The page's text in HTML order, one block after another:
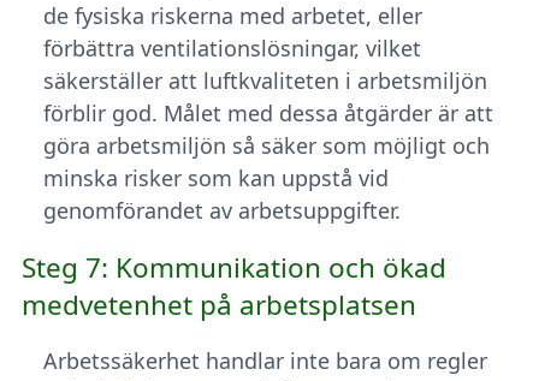
de fysiska riskerna med arbetet, eller
förbättra ventilationslösningar, vilket
säkerställer att luftkvaliteten i arbetsmiljön
förblir god. Målet med dessa åtgärder är att
göra arbetsmiljön så säker som möjligt och
minska risker som kan uppstå vid
genomförandet av arbetsuppgifter.
Steg 7: Kommunikation och ökad
medvetenhet på arbetsplatsen
Arbetssäkerhet handlar inte bara om regler